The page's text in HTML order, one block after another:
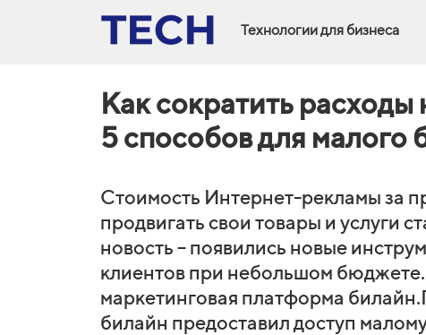
Технологии для бизнеса
Как сократить расходы
5 способов для малого
Стоимость Интернет-рекламы за
продвигать свои товары и услуги
новость – появились новые
клиентов при небольшом
маркетинговая платформа
билайн предоставил доступ